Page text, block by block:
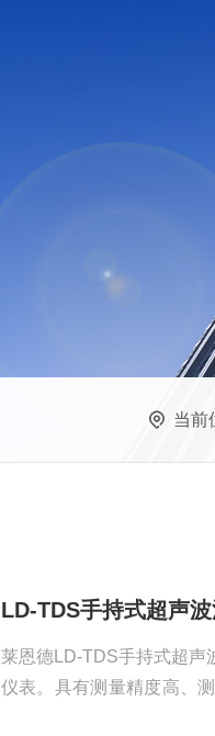
当前
LD-TDS手持式超声
莱恩德LD-TDS手持式超声
仪表。具有测量精度高、